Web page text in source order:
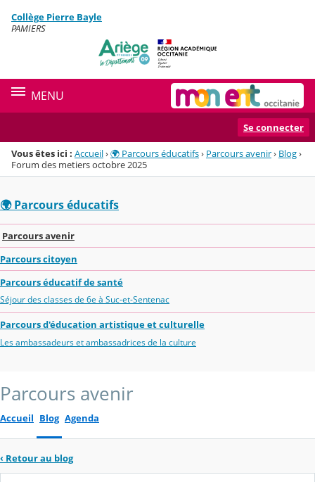
Menu de la rubrique
Contenu
Collège Pierre Bayle
PAMIERS
MENU
Se connecter
Vous êtes ici : Accueil›🌍 Parcours éducatifs› Parcours avenir› Blog›
Forum des metiers octobre 2025
🌍 Parcours éducatifs
Parcours avenir
Parcours citoyen
Parcours éducatif de santé
Séjour des classes de 6e à Suc-et-Sentenac
Parcours d'éducation artistique et culturelle
Les ambassadeurs et ambassadrices de la culture
Parcours avenir
Accueil Blog Agenda
‹ Retour au blog